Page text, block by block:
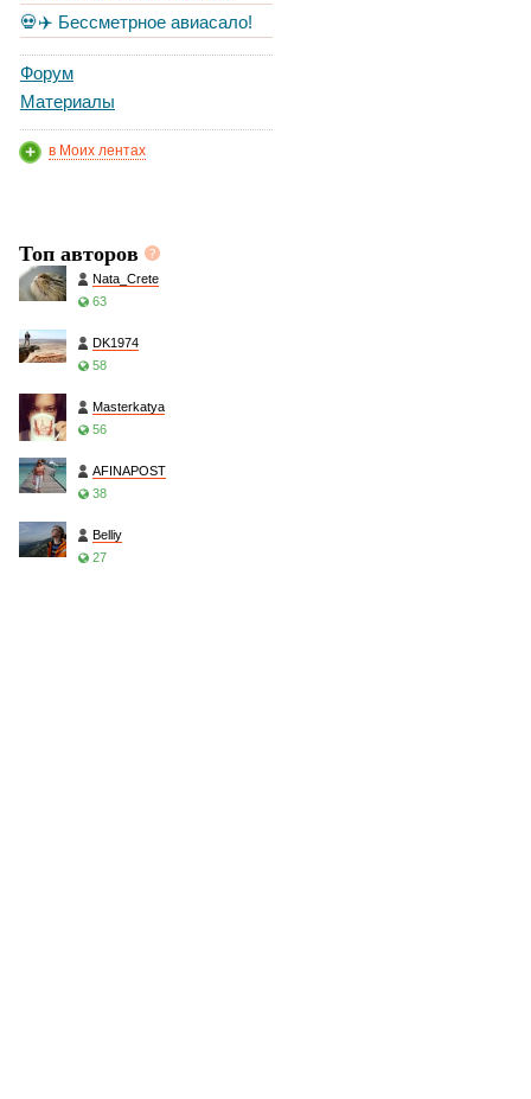
💀✈️ Бессметрное авиасало!
Форум
Материалы
в Моих лентах
Топ авторов
Nata_Crete
63
DK1974
58
Masterkatya
56
AFINAPOST
38
Belliy
27